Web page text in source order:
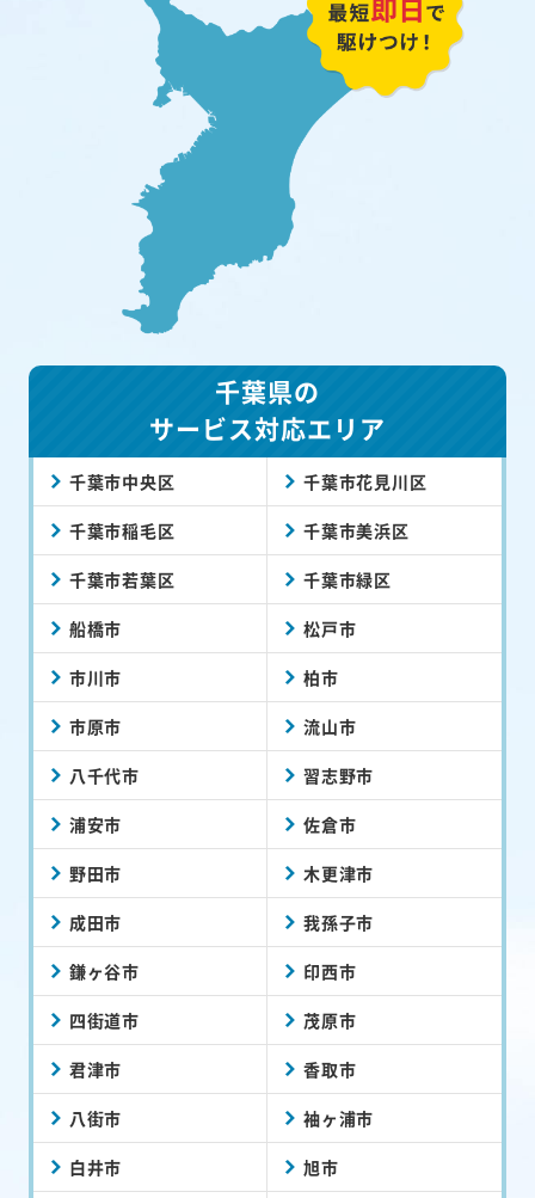
千葉県の
サービス対応エリア
千葉市中央区 千葉市花見川区
千葉市稲毛区 千葉市美浜区
千葉市若葉区 千葉市緑区
船橋市 松戸市
市川市 柏市
市原市 流山市
八千代市 習志野市
浦安市 佐倉市
野田市 木更津市
成田市 我孫子市
鎌ヶ谷市 印西市
四街道市 茂原市
君津市 香取市
八街市 袖ヶ浦市
白井市 旭市